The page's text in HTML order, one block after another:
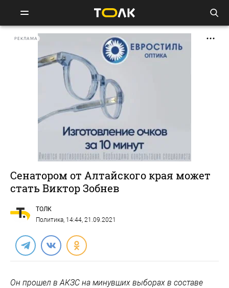
РЕКЛАМА
Сенатором от Алтайского края может
стать Виктор Зобнев
ТОЛК
Политика, 14:44, 21.09.2021
Он прошел в АКЗС на минувших выборах в составе